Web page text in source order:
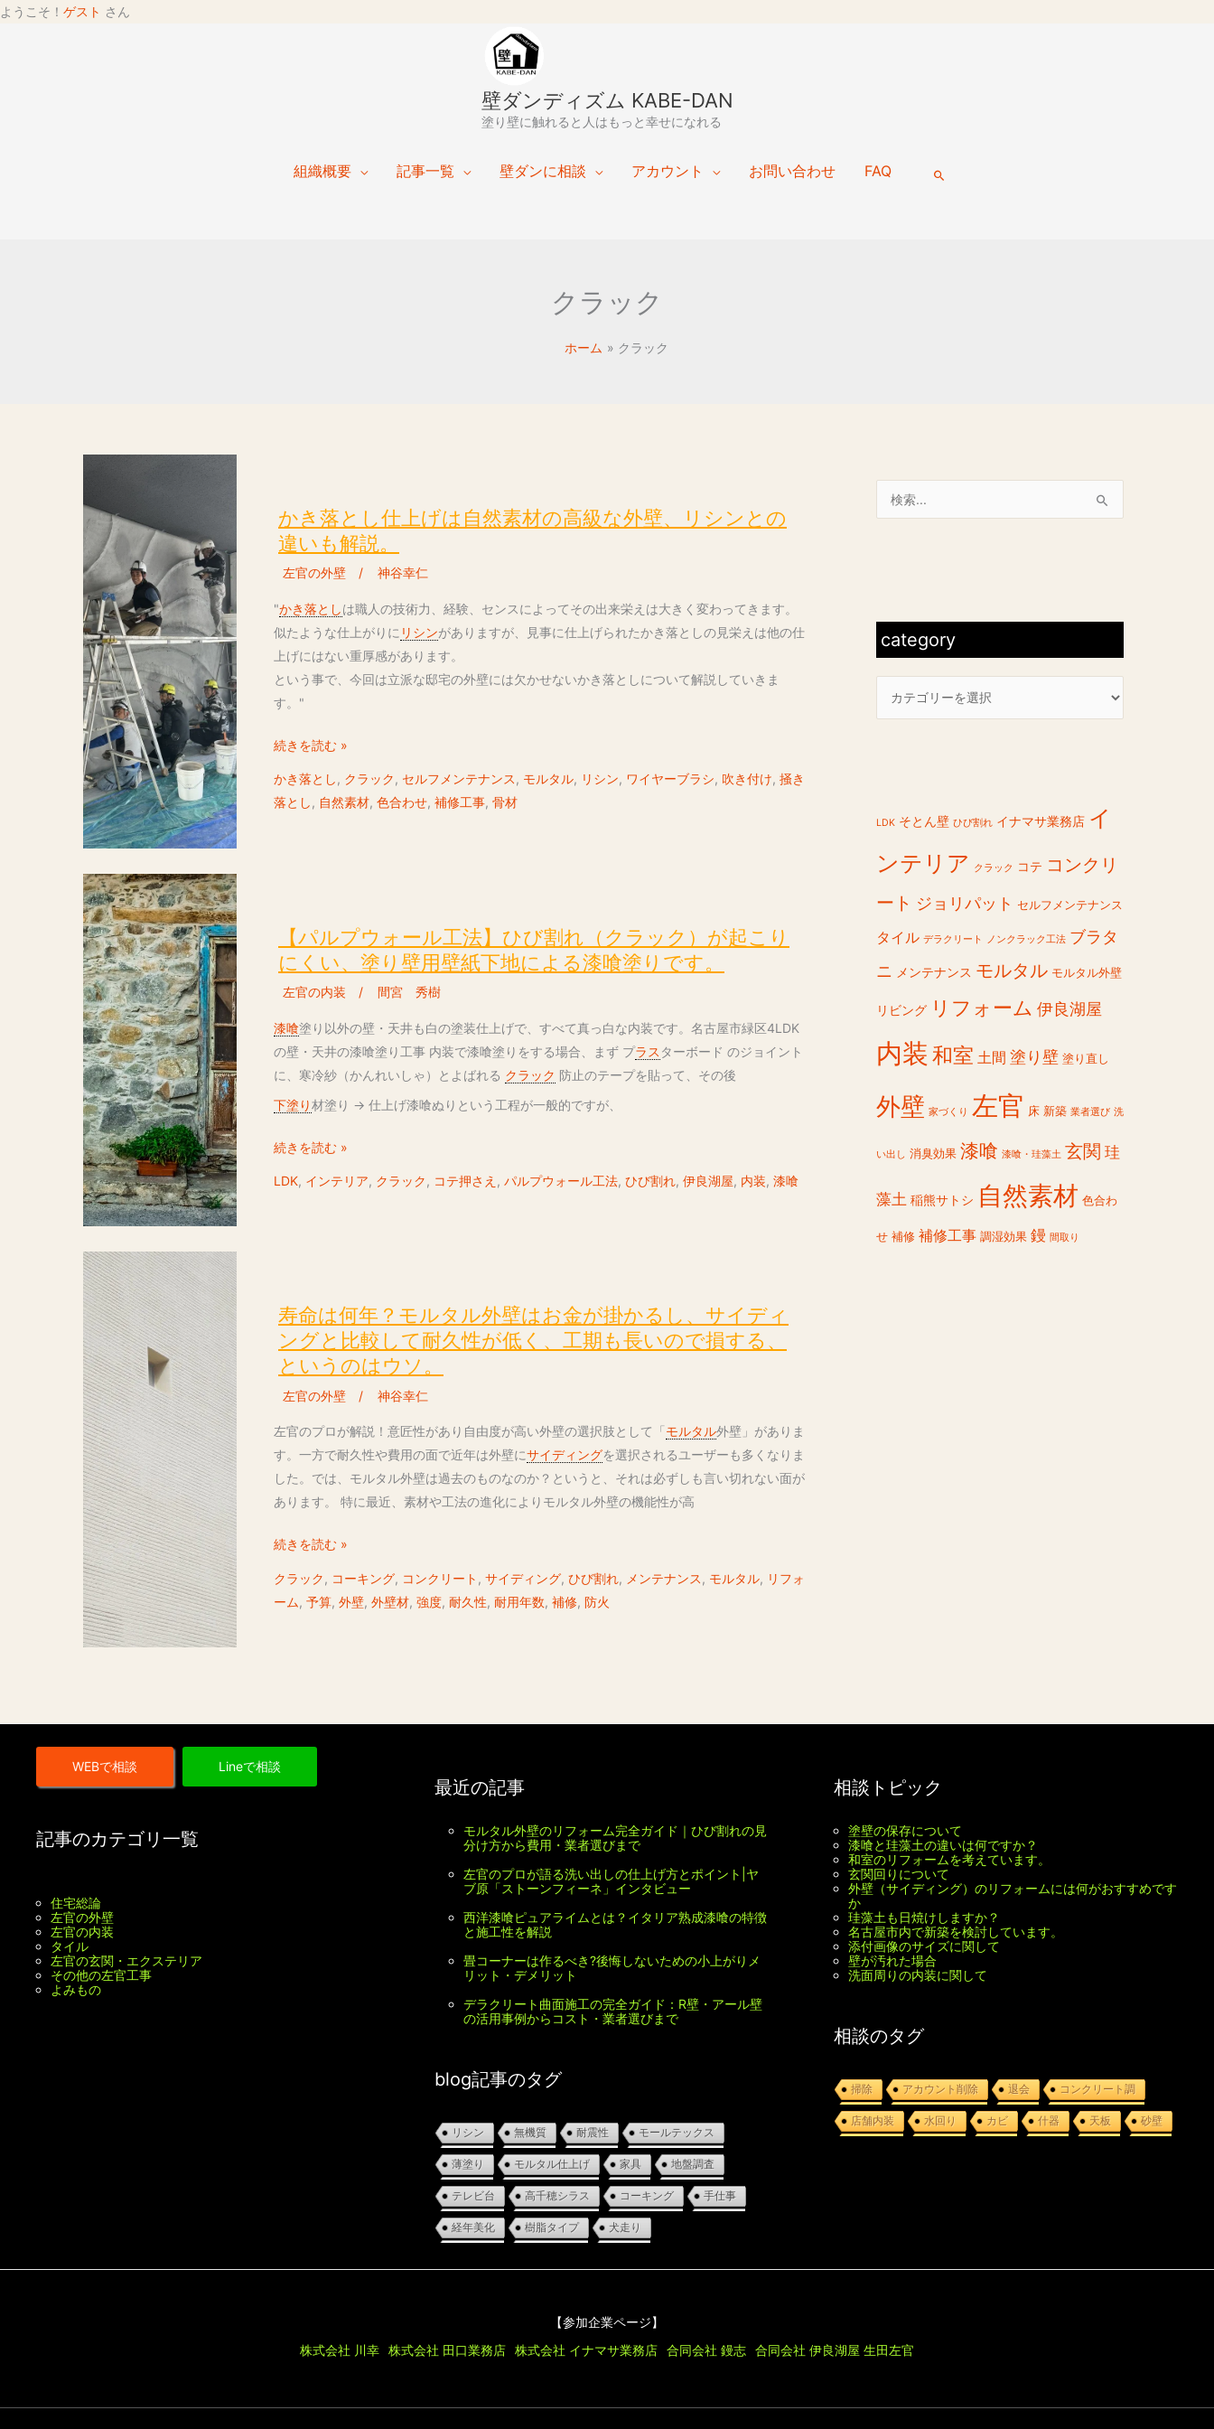
ようこそ！ ゲスト さん
壁ダンディズム KABE-DAN
塗り壁に触れると人はもっと幸せになれる
組織概要 記事一覧 壁ダンに相談 アカウント お問い合わせ FAQ
検
クラック
ホーム クラック
かき落とし仕上げは自然素材の高級な外壁、リシンとの
違いも解説。
左官の外壁 / 神谷幸仁
"かき落としは職人の技術力、経験、センスによってその出来栄えは大きく変わってきます。
似たような仕上がりに リシンがありますが、見事に仕上げられたかき落としの見栄えは他の仕
上げにはない重厚感があります。
という事で、今回は立派な邸宅の外壁には欠かせないかき落としについて解説していきま
す。"
落
と
し
仕
上
げ
は
自
然
材
高
ン
違
い
も
解
続きを読む »
かき落とし , クラック , セルフメンテナンス , モルタル, リシン, ワイヤーブラシ, 吹き付け, 掻き
落とし , 自然素材, 色合わせ, 補修工事, 骨材
【パルプウォール工法】ひび割れ（クラック）が起こり
にくい、塗り壁用壁紙下地による漆喰塗りです。
左官の内装 / 間宮 秀樹
漆喰塗り以外の壁・天井も白の塗装仕上げで、すべて真っ白な内装です。名古屋市緑区4LDK
の壁・天井の漆喰塗り工事 内装で漆喰塗りをする場合、まず プラス ターボード のジョイント
に、寒冷紗（かんれいしゃ）とよばれる クラック 防止のテープを貼って、その後
下塗り材塗り → 仕上げ漆喰ぬりという工程が一般的ですが、
ウ
ォ
ー
ル
工
法】
割
（ク
起
こ
り
に
く
い、
塗
り
壁
壁
下
り
続きを読む »
LDK, インテリア, クラック , コテ押さえ , パルプウォール工法, ひび割れ, 伊良湖屋, 内装, 漆喰
寿命は何年？モルタル外壁はお金が掛かるし、サイディ
ングと比較して耐久性が低く、工期も長いので損する、
というのはウソ。
左官の外壁 / 神谷幸仁
左官のプロが解説！意匠性があり自由度が高い外壁の選択肢として「モルタル外壁」がありま
す。一方で耐久性や費用の面で近年は外壁にサイディングを選択されるユーザーも多くなりま
した。では、モルタル外壁は過去のものなのか？というと、それは必ずしも言い切れない面が
あります。 特に最近、素材や工法の進化によりモルタル外壁の機能性が高
は
何
年？
モ
ル
タ
ル
外
壁
お
損
の
続きを読む »
クラック , コーキング, コンクリート , サイディング, ひび割れ, メンテナンス , モルタル, リフォ
ーム, 予算, 外壁, 外壁材, 強度, 耐久性, 耐用年数, 補修, 防火
category
e
g
LDK そとん壁 ひび割れ イナマサ業務店 イ
ンテリア
クラック コテ コンクリ
ート ジョリパット セルフメンテナンス
タイル デラクリート ノンクラック工法 ブラタ
ニ メンテナンス モルタル モルタル外壁
リビング リフォーム 伊良湖屋
内装 和室 土間 塗り壁 塗り直し
外壁 家づくり 左官 床 新築 業者選び 洗
い出し 消臭効果 漆喰 漆喰・珪藻土 玄関 珪
藻土 稲熊サトシ 自然素材 色合わ
せ 補修 補修工事 調湿効果 鏝 間取り
WEBで相談 Lineで相談
記事のカテゴリ一覧
住宅総論
左官の外壁
左官の内装
タイル
左官の玄関・エクステリア
その他の左官工事
よみもの
最近の記事
モルタル外壁のリフォーム完全ガイド｜ひび割れの見
分け方から費用・業者選びまで
左官のプロが語る洗い出しの仕上げ方とポイント|ヤ
ブ原「ストーンフィーネ」インタビュー
西洋漆喰ピュアライムとは？イタリア熟成漆喰の特徴
と施工性を解説
畳コーナーは作るべき?後悔しないための小上がりメ
リット・デメリット
デラクリート曲面施工の完全ガイド：R壁・アール壁
の活用事例からコスト・業者選びまで
blog記事のタグ
リシン 無機質 耐震性 モールテックス
薄塗り モルタル仕上げ 家具 地盤調査
テレビ台 高千穂シラス コーキング 手仕事
経年美化 樹脂タイプ 犬走り
相談トピック
塗壁の保存について
漆喰と珪藻土の違いは何ですか？
和室のリフォームを考えています。
玄関回りについて
外壁（サイディング）のリフォームには何がおすすめです
か
珪藻土も日焼けしますか？
名古屋市内で新築を検討しています。
添付画像のサイズに関して
壁が汚れた場合
洗面周りの内装に関して
相談のタグ
掃除 アカウント削除 退会 コンクリート調
店舗内装 水回り カビ 什器 天板 砂壁
【参加企業ページ】
株式会社 川幸 株式会社 田口業務店 株式会社 イナマサ業務店 合同会社 鏝志 合同会社 伊良湖屋 生田左官